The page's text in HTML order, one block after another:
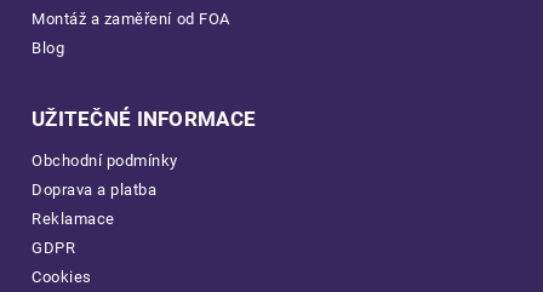
Montáž a zaměření od FOA
Blog
UŽITEČNÉ INFORMACE
Obchodní podmínky
Doprava a platba
Reklamace
GDPR
Cookies